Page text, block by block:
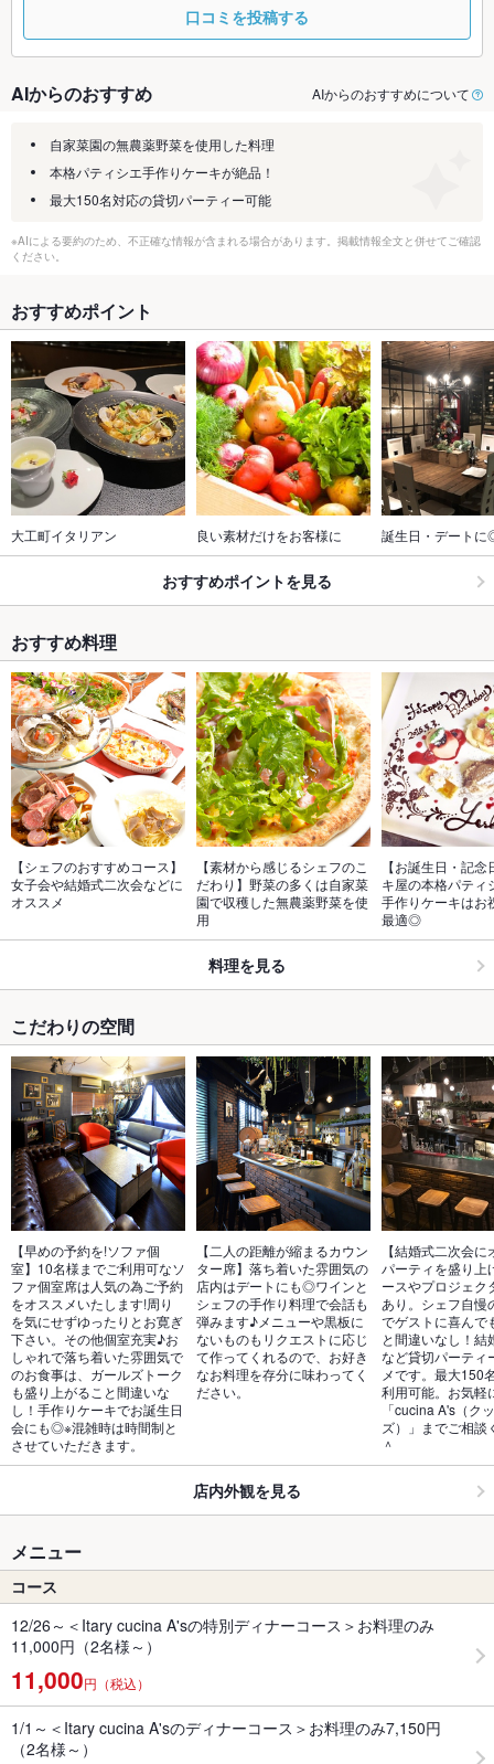
口コミを投稿する
AIからのおすすめ AIからのおすすめについて
自家菜園の無農薬野菜を使用した料理
本格パティシエ手作りケーキが絶品！
最大150名対応の貸切パーティー可能
※AIによる要約のため、不正確な情報が含まれる場合があります。掲載情報全文と併せてご確認
ください。
おすすめポイント
大工町イタリアン 良い素材だけをお客様に 誕生日・デート
おすすめポイントを見る
おすすめ料理
【シェフのおすすめコース】
女子会や結婚式二次会などに
オススメ
【素材から感じるシェフのこ
だわり】野菜の多くは自家菜
園で収穫した無農薬野菜を使
用
【お誕生日・記
キ屋の本格パティ
手作りケーキはお
最適◎
料理を見る
こだわりの空間
【早めの予約を!ソファ個
室】10名様までご利用可なソ
ファ個室席は人気の為ご予約
をオススメいたします!周り
を気にせずゆったりとお寛ぎ
下さい。その他個室充実♪お
しゃれで落ち着いた雰囲気で
のお食事は、ガールズトーク
も盛り上がること間違いな
し！手作りケーキでお誕生日
会にも◎※混雑時は時間制と
させていただきます。
【二人の距離が縮まるカウン
ター席】落ち着いた雰囲気の
店内はデートにも◎ワインと
シェフの手作り料理で会話も
弾みます♪メニューや黒板に
ないものもリクエストに応じ
て作ってくれるので、お好き
なお料理を存分に味わってく
ださい。
【結婚式二次会
パーティを盛り上
ースやプロジェク
あり。シェフ自慢
でゲストに喜んで
と間違いなし！結
など貸切パーティ
メです。最大150
利用可能。お気軽
「cucina A's（ク
ズ）」までご相談
＾
店内外観を見る
メニュー
コース
12/26～＜Itary cucina A'sの特別ディナーコース＞お料理のみ
11,000円（2名様～）
11,000円（税込）
1/1～＜Itary cucina A'sのディナーコース＞お料理のみ7,150円
（2名様～）